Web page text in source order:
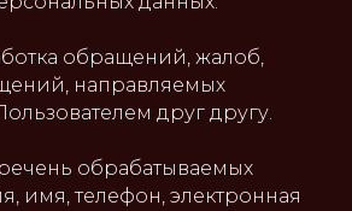
обращений, жалоб,
направляемых
друг другу.
обрабатываемых
имя, телефон, электронная